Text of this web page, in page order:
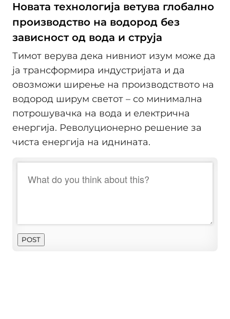
Новата технологија ветува глобално
производство на водород без
зависност од вода и струја
Тимот верува дека нивниот изум може да
ја трансформира индустријата и да
овозможи ширење на производството на
водород ширум светот – со минимална
потрошувачка на вода и електрична
енергија. Револуционерно решение за
чиста енергија на иднината.
POST